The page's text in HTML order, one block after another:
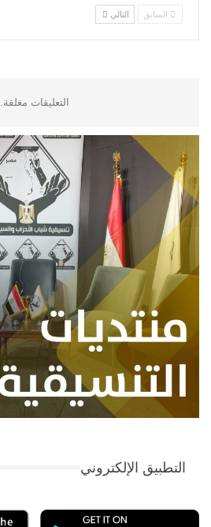
السابق التالي
التعليقات مغلقة.
التطبيق الإلكتروني